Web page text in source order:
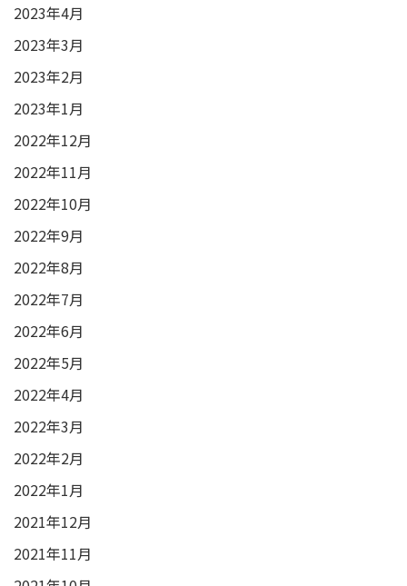
2023年4月
2023年3月
2023年2月
2023年1月
2022年12月
2022年11月
2022年10月
2022年9月
2022年8月
2022年7月
2022年6月
2022年5月
2022年4月
2022年3月
2022年2月
2022年1月
2021年12月
2021年11月